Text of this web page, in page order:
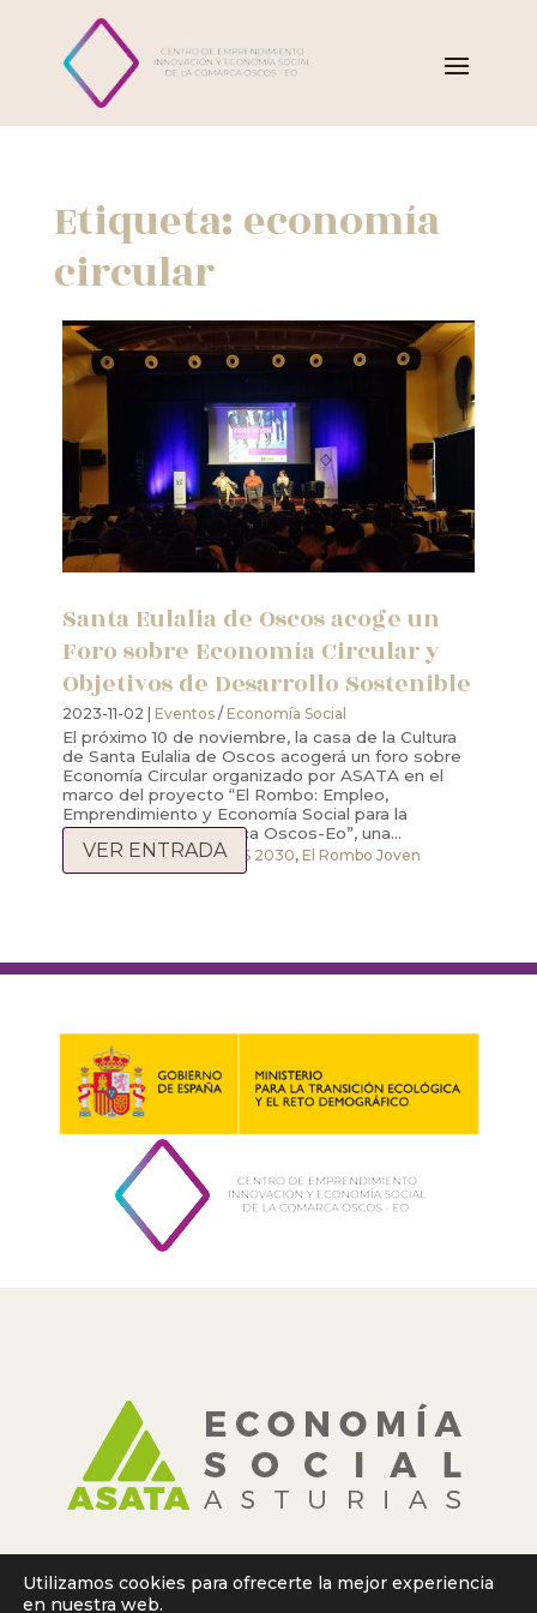
Etiqueta: economía
circular
Santa Eulalia de Oscos acoge un
Foro sobre Economía Circular y
Objetivos de Desarrollo Sostenible
2023-11-02 | Eventos/ Economía Social
El próximo 10 de noviembre, la casa de la Cultura
de Santa Eulalia de Oscos acogerá un foro sobre
Economía Circular organizado por ASATA en el
marco del proyecto “El Rombo: Empleo,
Emprendimiento y Economía Social para la
Juventud de la Comarca Oscos-Eo”, una...
economía circular,ODS 2030, El Rombo Joven
VER ENTRADA
Utilizamos cookies para ofrecerte la mejor experiencia
en nuestra web.